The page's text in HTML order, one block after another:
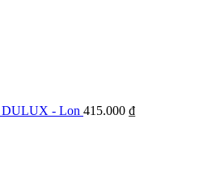
DULUX - Lon 415.000 ₫